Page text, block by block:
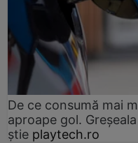
De ce consumă mai
aproape gol.
știe playtech.ro